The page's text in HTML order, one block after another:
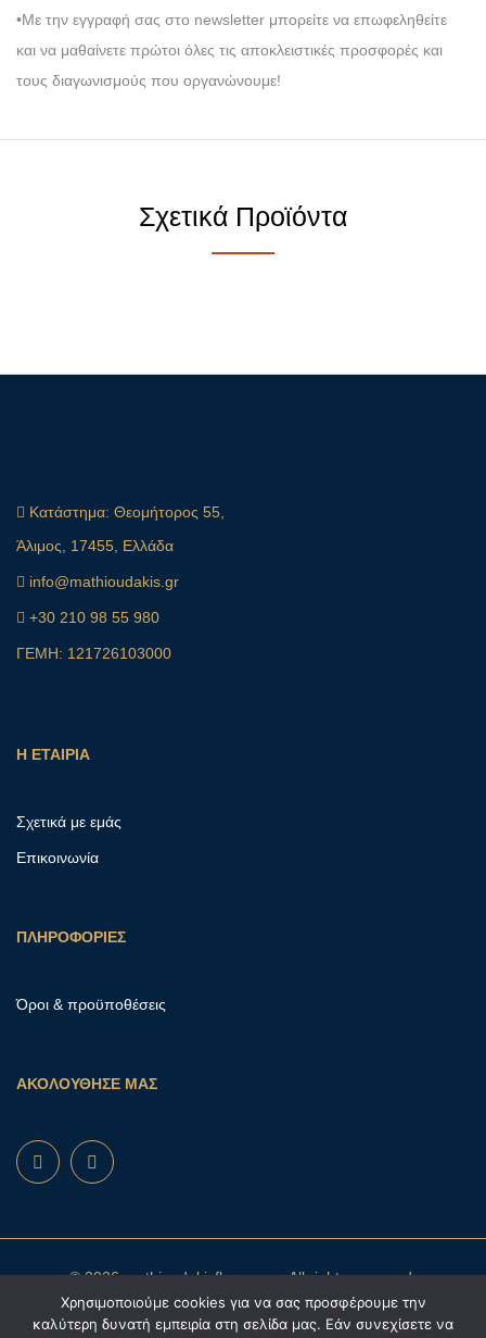
•Με την εγγραφή σας στο newsletter μπορείτε να επωφεληθείτε
και να μαθαίνετε πρώτοι όλες τις αποκλειστικές προσφορές και
τους διαγωνισμούς που οργανώνουμε!
Σχετικά Προϊόντα
Κατάστημα: Θεομήτορος 55,
Άλιμος, 17455, Ελλάδα
info@mathioudakis.gr
+30 210 98 55 980
ΓΕΜΗ: 121726103000
Η ΕΤΑΙΡΙΑ
Σχετικά με εμάς
Επικοινωνία
ΠΛΗΡΟΦΟΡΙΕΣ
Όροι & προϋποθέσεις
ΑΚΟΛΟΥΘΗΣΕ ΜΑΣ
© 2026 mathioudakisflowers.gr. All rights reserved.
Χρησιμοποιούμε cookies για να σας προσφέρουμε την
καλύτερη δυνατή εμπειρία στη σελίδα μας. Εάν συνεχίσετε να